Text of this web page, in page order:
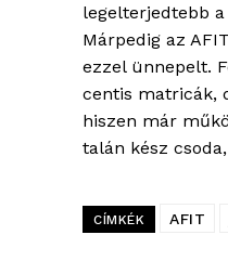
legelterjedtebb
Márpedig az
ezzel ünnepelt.
centis matricák,
hiszen már
talán kész
CÍMKÉK AFIT